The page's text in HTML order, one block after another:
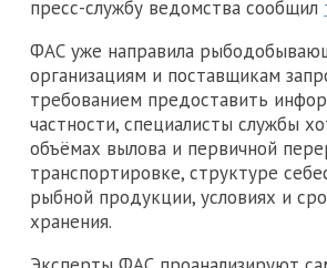
пресс-службу ведомства сообщил
ФАС уже направила
организациям и поставщикам
требованием предоставить
частности, специалисты службы
объёмах вылова и первичной
транспортировке, структуре
рыбной продукции, условиях и
хранения.